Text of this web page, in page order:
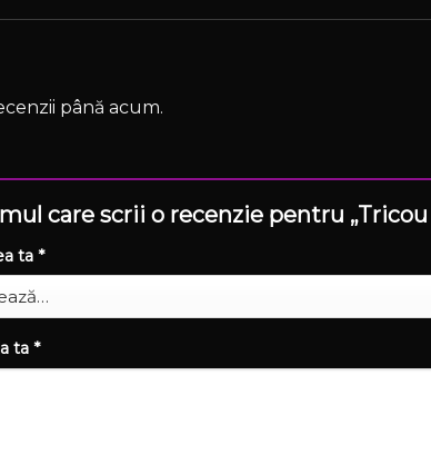
până acum.
care scrii o recenzie pentru
ta *
ta *